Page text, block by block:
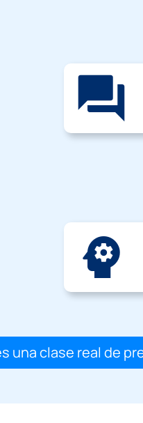
question_answer
psychology
una clase real de